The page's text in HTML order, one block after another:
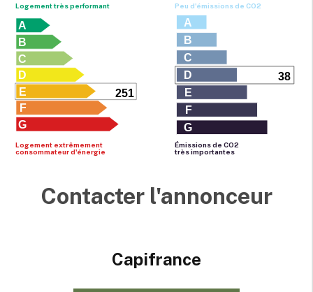
Logement très performant
A
B
C
D
251
E
F
G
Logement extrêmement
consommateur d'énergie
Peu d'émissions de CO2
A
B
C
38
D
E
F
G
Émissions de CO2
très importantes
Contacter l'annonceur
Capifrance